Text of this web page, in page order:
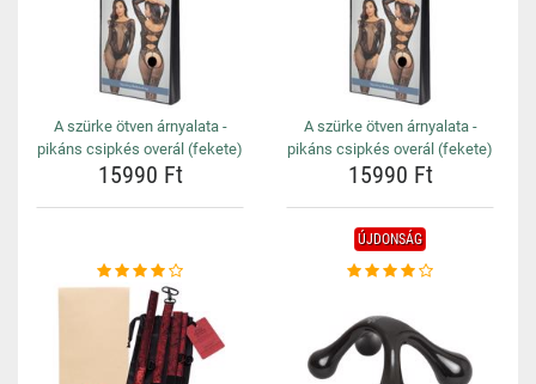
A szürke ötven árnyalata -
pikáns csipkés overál (fekete)
15990 Ft
A szürke ötven árnyalata -
pikáns csipkés overál (fekete)
15990 Ft
ÚJDONSÁG